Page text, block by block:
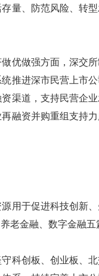
量、防范风险、转
做强方面，深交所
推进深市民营上市
渠道，支持民营企
融资并购重组支持
于促进科技创新、
老金融、数字金融五
科创板、创业板、北